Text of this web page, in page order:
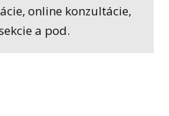
online konzultácie,
a pod.